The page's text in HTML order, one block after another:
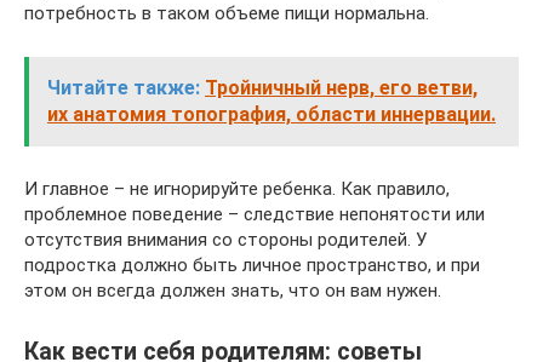
потребность в таком объеме пищи нормальна.
Читайте также: Тройничный нерв, его ветви,
их анатомия топография, области иннервации.
И главное – не игнорируйте ребенка. Как правило,
проблемное поведение – следствие непонятости или
отсутствия внимания со стороны родителей. У
подростка должно быть личное пространство, и при
этом он всегда должен знать, что он вам нужен.
Как вести себя родителям: советы